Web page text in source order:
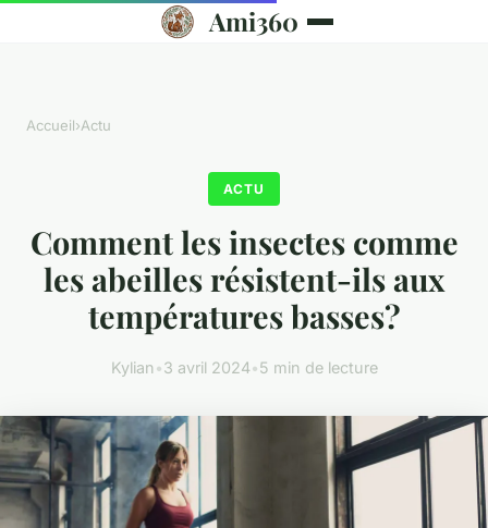
Ami360
Accueil›Actu
ACTU
Comment les insectes comme
les abeilles résistent-ils aux
températures basses?
Kylian•3 avril 2024•5 min de lecture